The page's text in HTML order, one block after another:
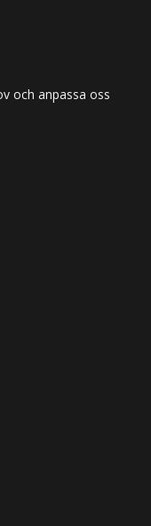
och anpassa oss